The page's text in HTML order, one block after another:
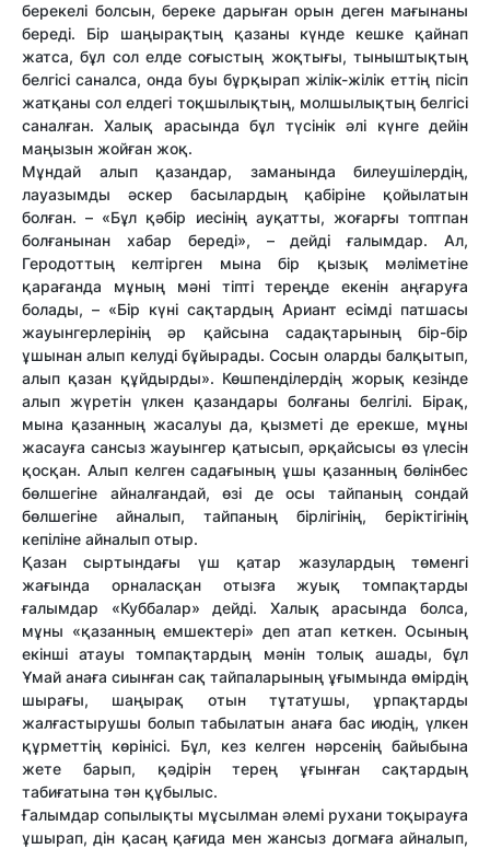
берекелі болсын, береке дарыған орын деген мағынаны
береді. Бір шаңырақтың қазаны күнде кешке қайнап
жатса, бұл сол елде соғыстың жоқтығы, тыныштықтың
белгісі саналса, онда буы бұрқырап жілік-жілік еттің пісіп
жатқаны сол елдегі тоқшылықтың, молшылықтың белгісі
саналған. Халық арасында бұл түсінік әлі күнге дейін
маңызын жойған жоқ.
Мұндай алып қазандар, заманында билеушілердің,
лауазымды әскер басылардың қабіріне қойылатын
болған. – «Бұл қәбір иесінің ауқатты, жоғарғы топтпан
болғанынан хабар береді», – дейді ғалымдар. Ал,
Геродоттың келтірген мына бір қызық мәліметіне
қарағанда мұның мәні тіпті тереңде екенін аңғаруға
болады, – «Бір күні сақтардың Ариант есімді патшасы
жауынгерлерінің әр қайсына садақтарының бір-бір
ұшынан алып келуді бұйырады. Сосын оларды балқытып,
алып қазан құйдырды». Көшпенділердің жорық кезінде
алып жүретін үлкен қазандары болғаны белгілі. Бірақ,
мына қазанның жасалуы да, қызметі де ерекше, мұны
жасауға сансыз жауынгер қатысып, әрқайсысы өз үлесін
қосқан. Алып келген садағының ұшы қазанның бөлінбес
бөлшегіне айналғандай, өзі де осы тайпаның сондай
бөлшегіне айналып, тайпаның бірлігінің, беріктігінің
кепіліне айналып отыр.
Қазан сыртындағы үш қатар жазулардың төменгі
жағында орналасқан отызға жуық томпақтарды
ғалымдар «Куббалар» дейді. Халық арасында болса,
мұны «қазанның емшектері» деп атап кеткен. Осының
екінші атауы томпақтардың мәнін толық ашады, бұл
Ұмай анаға сиынған сақ тайпаларының ұғымында өмірдің
шырағы, шаңырақ отын тұтатушы, ұрпақтарды
жалғастырушы болып табылатын анаға бас июдің, үлкен
құрметтің көрінісі. Бұл, кез келген нәрсенің байыбына
жете барып, қәдірін терең ұғынған сақтардың
табиғатына тән құбылыс.
Ғалымдар сопылықты мұсылман әлемі рухани тоқырауға
ұшырап, дін қасаң қағида мен жансыз догмаға айналып,